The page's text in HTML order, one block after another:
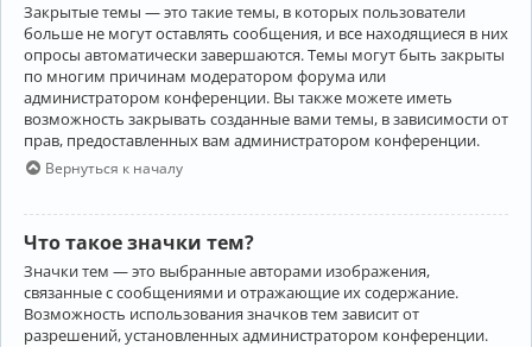
Закрытые темы — это такие темы, в которых пользователи
больше не могут оставлять сообщения, и все находящиеся в них
опросы автоматически завершаются. Темы могут быть закрыты
по многим причинам модератором форума или
администратором конференции. Вы также можете иметь
возможность закрывать созданные вами темы, в зависимости от
прав, предоставленных вам администратором конференции.
Вернуться к началу
Что такое значки тем?
Значки тем — это выбранные авторами изображения,
связанные с сообщениями и отражающие их содержание.
Возможность использования значков тем зависит от
разрешений, установленных администратором конференции.